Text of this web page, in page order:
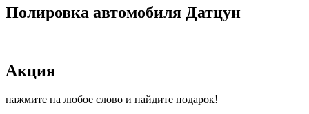
Полировка автомобиля Датцун
Акция
нажмите на любое слово и найдите подарок!